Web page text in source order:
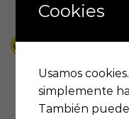
Hasta 12
Pincel Rex S-
Cookies
Usamos
simplemente
También